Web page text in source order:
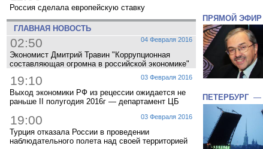
Россия сделала европейскую ставку
ГЛАВНАЯ НОВОСТЬ
04 Февраля 2016
02:50
Экономист Дмитрий Травин "Коррупционная
составляющая огромна в российской экономике"
03 Февраля 2016
19:10
Выход экономики РФ из рецессии ожидается не
раньше II полугодия 2016г — департамент ЦБ
03 Февраля 2016
19:00
Турция отказала России в проведении
наблюдательного полета над своей территорией
ПРЯМОЙ ЭФИР
ПЕТЕРБУРГ —